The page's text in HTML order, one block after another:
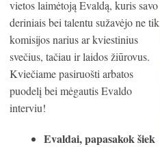
vietos laimėtoją Evaldą, kuris savo
deriniais bei talentu sužavėjo ne tik
komisijos narius ar kviestinius
svečius, tačiau ir laidos žiūrovus.
Kviečiame pasiruošti arbatos
puodelį bei mėgautis Evaldo
interviu!
Evaldai, papasakok šiek